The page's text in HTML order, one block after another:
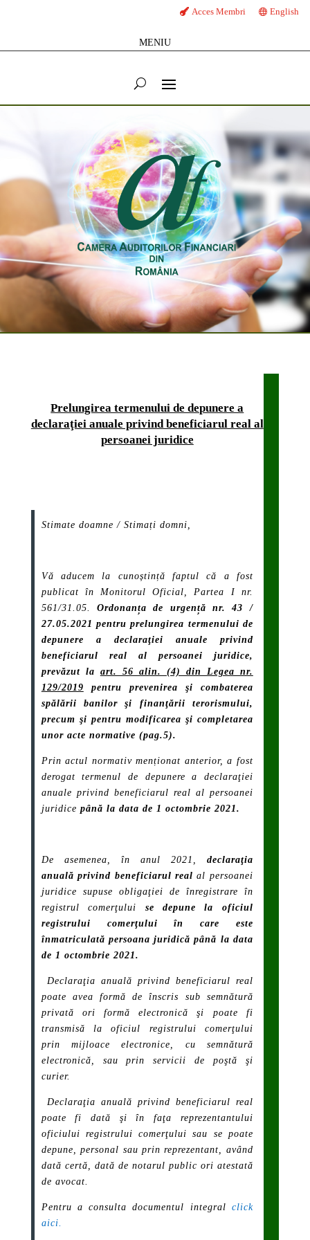
Acces Membri English
MENIU
Prelungirea termenului de depunere a
declaraţiei anuale privind beneficiarul real al
persoanei juridice
Stimate doamne / Stimați domni,
Vă aducem la cunoștință faptul că a fost
publicat în Monitorul Oficial, Partea I nr.
561/31.05.
Ordonanța de urgență nr. 43 /
27.05.2021 pentru prelungirea termenului de
depunere a declaraţiei anuale privind
beneficiarul real al persoanei juridice,
prevăzut la art. 56 alin. (4) din Legea nr.
129/2019 pentru prevenirea şi combaterea
spălării banilor şi finanţării terorismului,
precum şi pentru modificarea şi completarea
unor acte normative (pag.5).
Prin actul normativ menționat anterior, a fost
derogat termenul de depunere a declaraţiei
anuale privind beneficiarul real al persoanei
juridice până la data de 1 octombrie 2021.
De asemenea, în anul 2021, declaraţia
anuală privind beneficiarul real al persoanei
juridice supuse obligaţiei de înregistrare în
registrul comerţului se depune la oficiul
registrului comerţului în care este
înmatriculată persoana juridică până la data
de 1 octombrie 2021.
Declaraţia anuală privind beneficiarul real
poate avea formă de înscris sub semnătură
privată ori formă electronică şi poate fi
transmisă la oficiul registrului comerţului
prin mijloace electronice, cu semnătură
electronică, sau prin servicii de poştă şi
curier.
Declaraţia anuală privind beneficiarul real
poate fi dată şi în faţa reprezentantului
oficiului registrului comerţului sau se poate
depune, personal sau prin reprezentant, având
dată certă, dată de notarul public ori atestată
de avocat.
Pentru a consulta documentul integral click
aici.